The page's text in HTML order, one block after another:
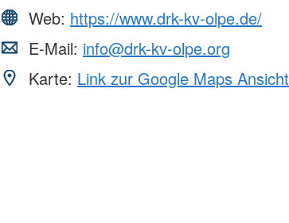
Web: https://www.drk-kv-olpe.de/
E-Mail: info@drk-kv-olpe.org
Karte: Link zur Google Maps Ansicht